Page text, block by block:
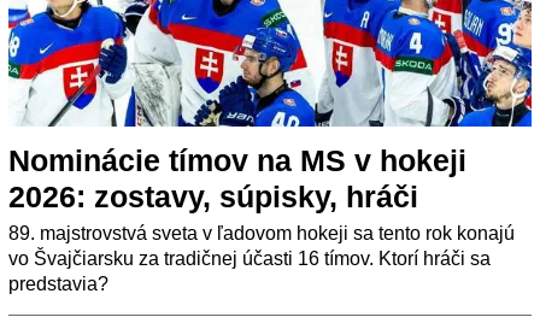
Nominácie tímov na MS v hokeji
2026: zostavy, súpisky, hráči
89. majstrovstvá sveta v ľadovom hokeji sa tento rok konajú
vo Švajčiarsku za tradičnej účasti 16 tímov. Ktorí hráči sa
predstavia?